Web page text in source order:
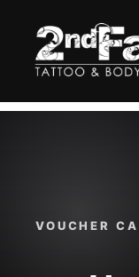
VOUCHER